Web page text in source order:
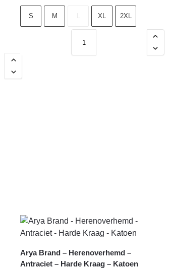
S M XL 2XL
Arya Brand – Herenoverhemd –
Antraciet – Harde Kraag – Katoen